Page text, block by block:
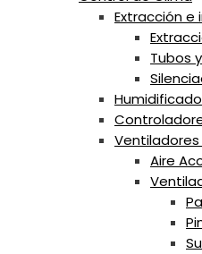
Extracción e
Tubos
Aire